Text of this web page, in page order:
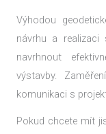
Výhodou
návrhu a realizaci
navrhnout
výstavby.
komunikaci s
Pokud chcete mít